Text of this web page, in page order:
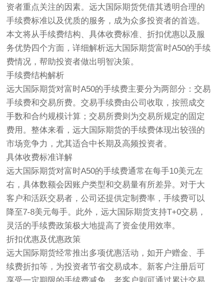
资者重点关注的因素。远大国际期货凭借其透明合理的
手续费标准以及优质的服务，成为众多投资者的首选。
本文将从手续费结构、具体收费标准、折扣优惠以及服
务优势四个方面，详细解析远大国际期货富时A50的手续
费情况，帮助投资者做出明智决策。
手续费结构解析
远大国际期货对富时A50的手续费主要分为两部分：交易
手续费和交易所费。交易手续费由公司收取，按照成交
手数和合约规模计算；交易所费则为交易所规定的固定
费用。整体来看，远大国际期货的手续费体现出较强的
市场竞争力，尤其适合中长期及高频投资者。
具体收费标准详解
远大国际期货对富时A50的手续费通常在每手10美元左
右，具体数额会因账户类型和交易量有所差异。对于大
客户和活跃交易者，公司还提供定制费率，手续费可以
降至7-8美元每手。此外，远大国际期货支持T+0交易，
灵活的手续费政策极大地提高了资金使用效率。
折扣优惠及优惠政策
远大国际期货经常推出多项优惠活动，如开户赠金、手
续费折扣等，为投资者节省交易成本。新客户注册后可